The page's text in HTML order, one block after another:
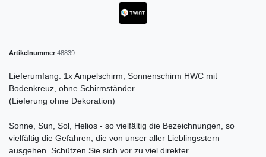
Artikelnummer 48839
Lieferumfang: 1x Ampelschirm, Sonnenschirm HWC mit
Bodenkreuz, ohne Schirmständer
(Lieferung ohne Dekoration)
Sonne, Sun, Sol, Helios - so vielfältig die Bezeichnungen, so
vielfältig die Gefahren, die von unser aller Lieblingsstern
ausgehen. Schützen Sie sich vor zu viel direkter